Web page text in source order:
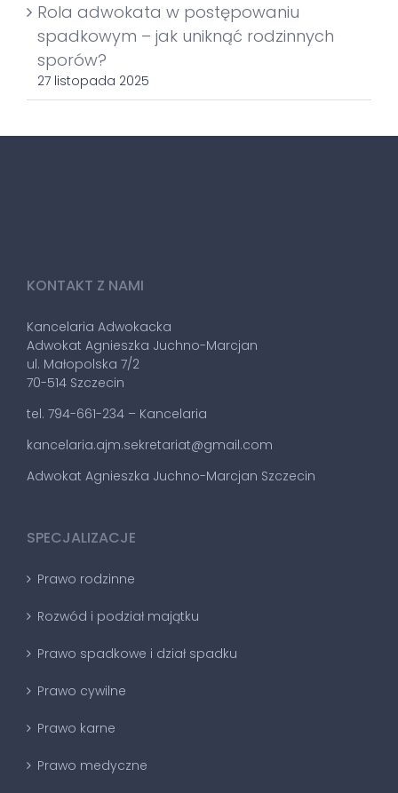
Rola adwokata w postępowaniu
spadkowym – jak uniknąć rodzinnych
sporów?
27 listopada 2025
KONTAKT Z NAMI
Kancelaria Adwokacka
Adwokat Agnieszka Juchno-Marcjan
ul. Małopolska 7/2
70-514 Szczecin
tel. 794-661-234 – Kancelaria
kancelaria.ajm.sekretariat@gmail.com
Adwokat Agnieszka Juchno-Marcjan Szczecin
SPECJALIZACJE
Prawo rodzinne
Rozwód i podział majątku
Prawo spadkowe i dział spadku
Prawo cywilne
Prawo karne
Prawo medyczne